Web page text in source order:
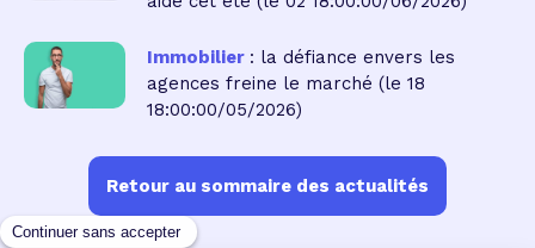
Immobilier : la défiance envers les
agences freine le marché (le 18
18:00:00/05/2026)
Retour au sommaire des actualités